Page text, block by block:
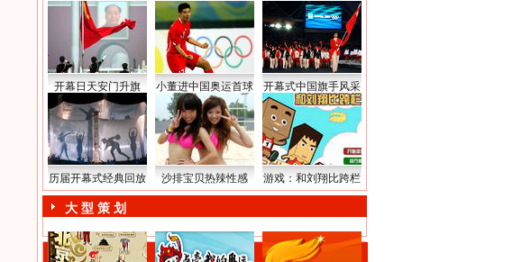
开幕日天安门升旗 小董进中国奥运首球 开幕式中国旗手风采
历届开幕式经典回放 沙排宝贝热辣性感 游戏：和刘翔比跨栏
大 型 策 划